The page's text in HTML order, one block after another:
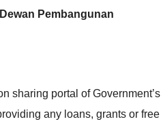
Pembangunan
sharing portal of Government’s
any loans, grants or free